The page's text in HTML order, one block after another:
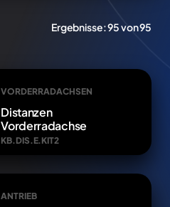
Ergebnisse:95 von 95
VORDERRADACHSEN
Distanzen
Vorderradachse
KB.DIS.E.KIT2
ANTRIEB